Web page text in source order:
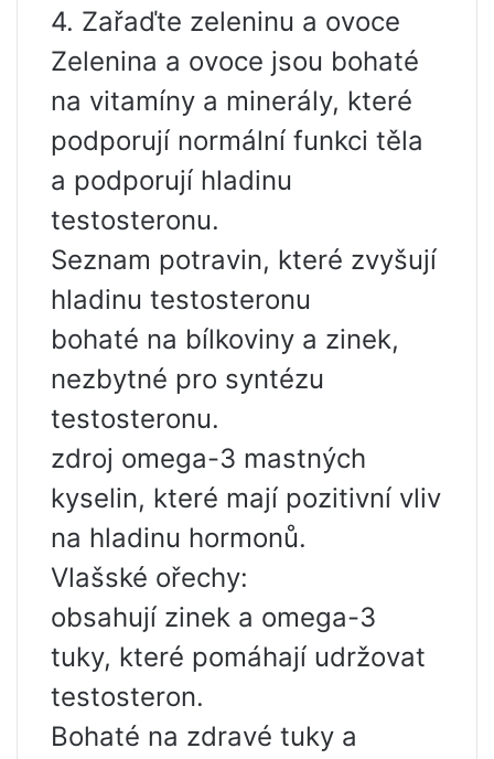
4. Zařaďte zeleninu a ovoce
Zelenina a ovoce jsou bohaté
na vitamíny a minerály, které
podporují normální funkci těla
a podporují hladinu
testosteronu.
Seznam potravin, které zvyšují
hladinu testosteronu
bohaté na bílkoviny a zinek,
nezbytné pro syntézu
testosteronu.
zdroj omega-3 mastných
kyselin, které mají pozitivní vliv
na hladinu hormonů.
Vlašské ořechy:
obsahují zinek a omega-3
tuky, které pomáhají udržovat
testosteron.
Bohaté na zdravé tuky a